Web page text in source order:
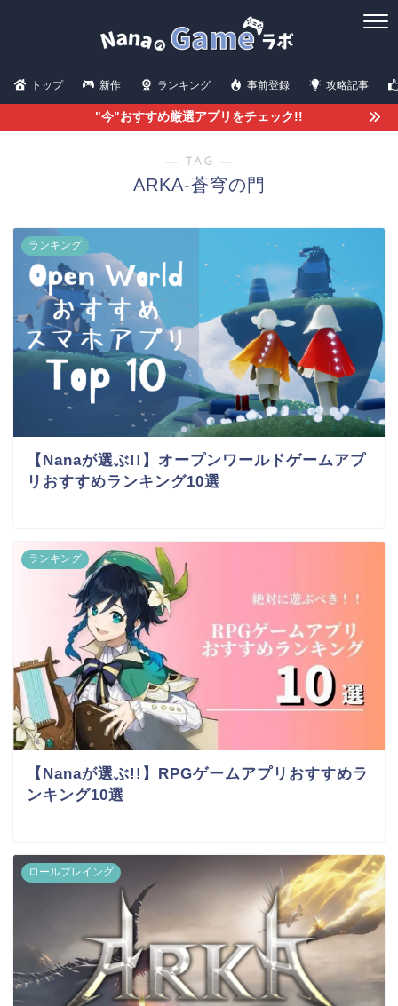
トップ 新作 ランキング 事前登録 攻略記事
"今"おすすめ厳選アプリをチェック!!
― TAG ―
ARKA-蒼穹の門
ランキング
【Nanaが選ぶ!!】オープンワールドゲームアプ
リおすすめランキング10選
ランキング
【Nanaが選ぶ!!】RPGゲームアプリおすすめラ
ンキング10選
ロールプレイング